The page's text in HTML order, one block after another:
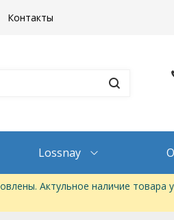
Контакты
Lossnay
Актульное наличие товара